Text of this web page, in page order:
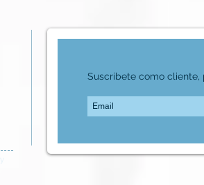
Suscríbete como cliente,